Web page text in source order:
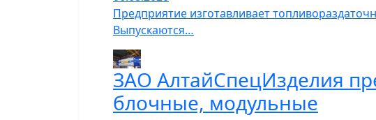
Предприятие изготавливает
Выпускаются…
ЗАО АлтайСпецИзделия
блочные, модульные